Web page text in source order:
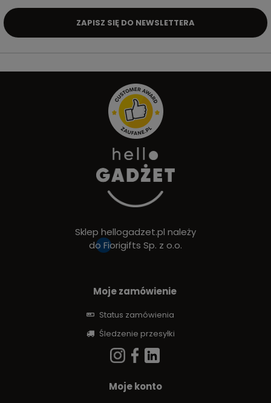
ZAPISZ SIĘ DO NEWSLETTERA
Sklep hellogadzet.pl należy
do Fiorigifts Sp. z o.o.
Moje zamówienie
Status zamówienia
Śledzenie przesyłki
Moje konto